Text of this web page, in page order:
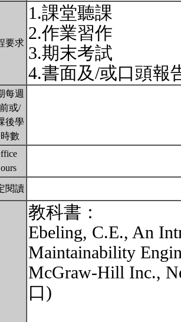
要求
1.課堂聽課
2.作業習作
3.期末考試
4.書面及/或口頭報
每週
或/
後學
數
閱讀
教科書：
Ebeling, C.E., An
Maintainability
McGraw-Hill Inc.,
口)